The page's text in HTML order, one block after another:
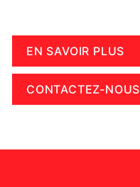
EN SAVOIR PLUS
CONTACTEZ-NOUS